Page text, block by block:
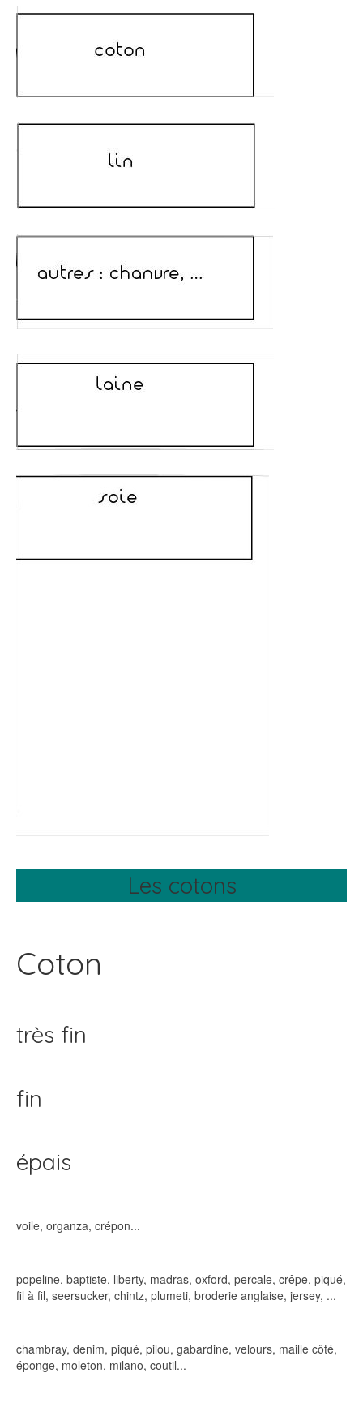
Les cotons
Coton
très fin
fin
épais
voile, organza, crépon...
popeline, baptiste, liberty, madras, oxford, percale, crêpe, piqué,
fil à fil, seersucker, chintz, plumeti, broderie anglaise, jersey, ...
chambray, denim, piqué, pilou, gabardine, velours, maille côté,
éponge, moleton, milano, coutil...